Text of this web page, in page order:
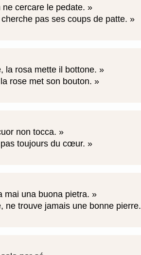
cercare le pedate.
pas ses coups de patte.
la rosa mette il bottone.
rose met son bouton.
non tocca.
toujours du cœur.
mai una buona pietra.
ne trouve jamais une bonne pierre.